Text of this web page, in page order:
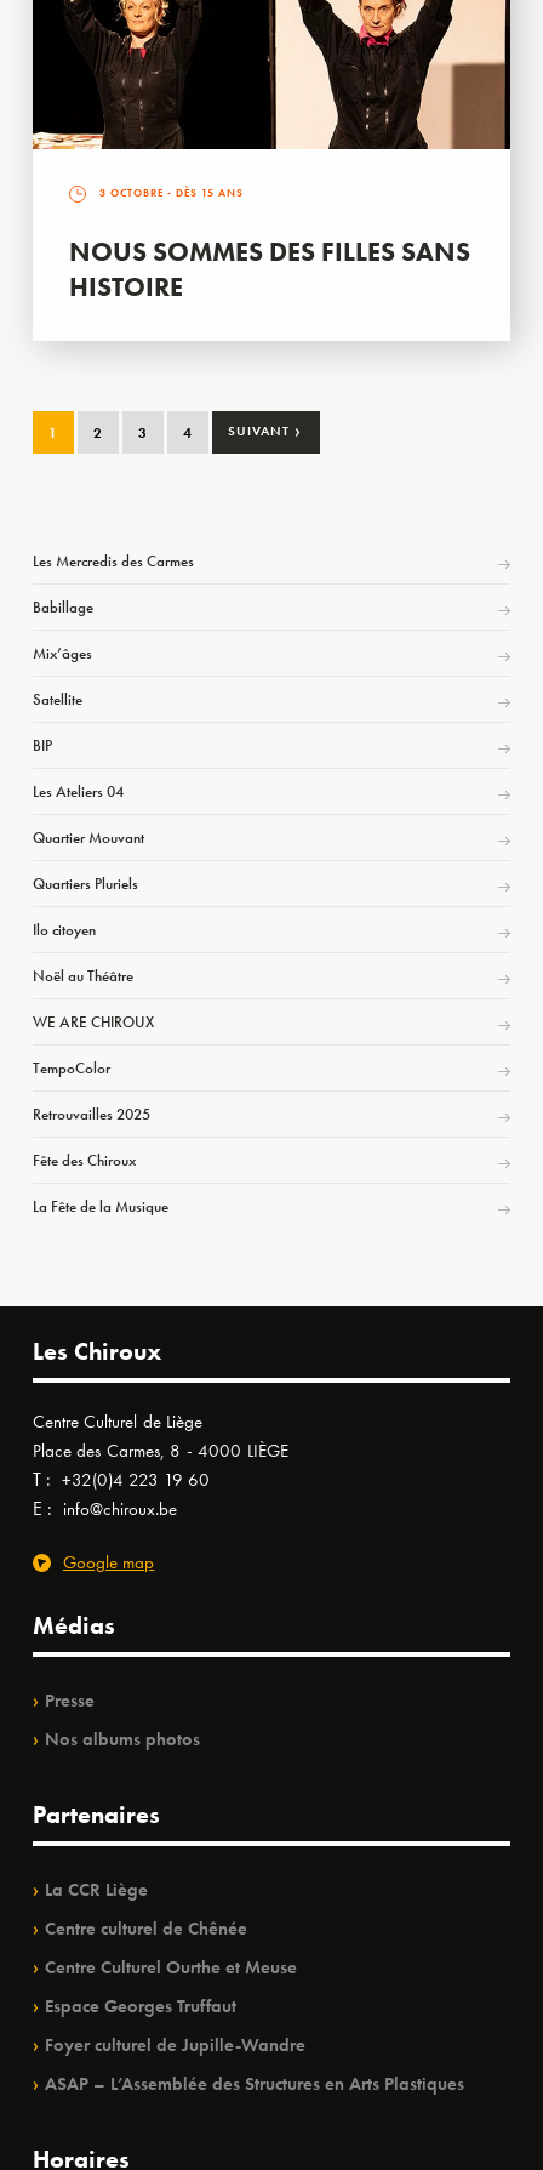
3 OCTOBRE - DÈS 15 ANS
NOUS SOMMES DES FILLES SANS
HISTOIRE
1 2 3 4 SUIVANT ›
Les Mercredis des Carmes
Babillage
Mix’âges
Satellite
BIP
Les Ateliers 04
Quartier Mouvant
Quartiers Pluriels
Ilo citoyen
Noël au Théâtre
WE ARE CHIROUX
TempoColor
Retrouvailles 2025
Fête des Chiroux
La Fête de la Musique
Les Chiroux
Centre Culturel de Liège
Place des Carmes, 8 - 4000 LIÈGE
T : +32(0)4 223 19 60
E : info@chiroux.be
Google map
Médias
Presse
Nos albums photos
Partenaires
La CCR Liège
Centre culturel de Chênée
Centre Culturel Ourthe et Meuse
Espace Georges Truffaut
Foyer culturel de Jupille-Wandre
ASAP – L’Assemblée des Structures en Arts Plastiques
Horaires